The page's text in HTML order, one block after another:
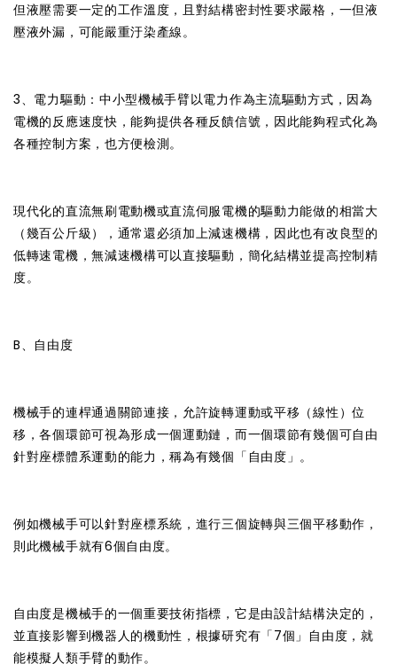
但液壓需要一定的工作溫度，且對結構密封性要求嚴格，一但液
壓液外漏，可能嚴重汙染產線。
3、電力驅動：中小型機械手臂以電力作為主流驅動方式，因為
電機的反應速度快，能夠提供各種反饋信號，因此能夠程式化為
各種控制方案，也方便檢測。
現代化的直流無刷電動機或直流伺服電機的驅動力能做的相當大
（幾百公斤級），通常還必須加上減速機構，因此也有改良型的
低轉速電機，無減速機構可以直接驅動，簡化結構並提高控制精
度。
B、自由度
機械手的連桿通過關節連接，允許旋轉運動或平移（線性）位
移，各個環節可視為形成一個運動鏈，而一個環節有幾個可自由
針對座標體系運動的能力，稱為有幾個「自由度」。
例如機械手可以針對座標系統，進行三個旋轉與三個平移動作，
則此機械手就有6個自由度。
自由度是機械手的一個重要技術指標，它是由設計結構決定的，
並直接影響到機器人的機動性，根據研究有「7個」自由度，就
能模擬人類手臂的動作。